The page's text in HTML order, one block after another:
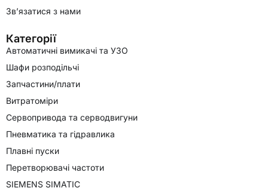
Зв’язатися з нами
Категорії
Автоматичні вимикачі та УЗО
Шафи розподільчі
Запчастини/плати
Витратоміри
Сервопривода та серводвигуни
Пневматика та гідравлика
Плавні пуски
Перетворювачі частоти
SIEMENS SIMATIC